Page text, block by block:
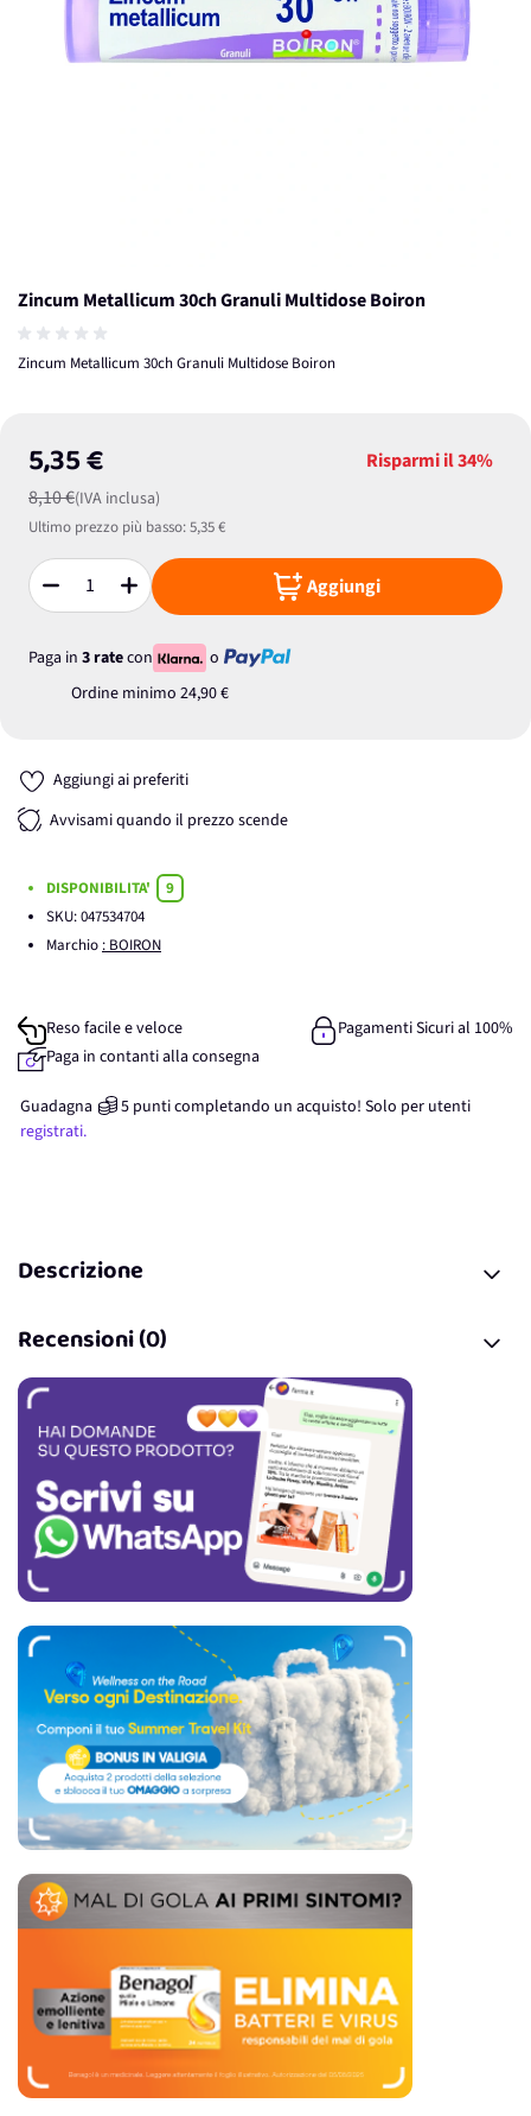
Zincum Metallicum 30ch Granuli Multidose Boiron
Zincum Metallicum 30ch Granuli Multidose Boiron
5,35 €
8,10 €(IVA inclusa)
Risparmi il34%
Ultimo prezzo più basso:5,35 €
Quantità Aggiungi
Paga in 3 ratecon
o
Ordine minimo 24,90 €
Aggiungi ai preferiti
Avvisami quando il prezzo scende
DISPONIBILITA'
9
SKU:047534704
Marchio : BOIRON
Reso facile e veloce
Pagamenti Sicuri al 100%
Paga in contanti alla consegna
Guadagna 5 punticompletando un acquisto! Solo per utenti
registrati.
Descrizione
Recensioni (0)